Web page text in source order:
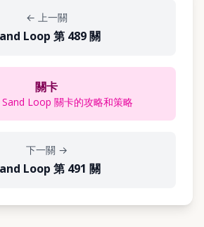
← 上一關
Loop 第 489 關
關卡
Loop 關卡的攻略和策略
下一關 →
Loop 第 491 關